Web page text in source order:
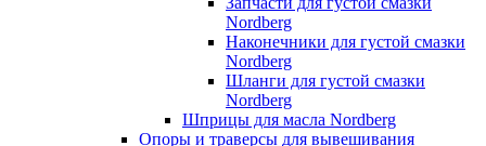
Nordberg
Наконечники для густой смазки
Nordberg
Шланги для густой смазки
Nordberg
Шприцы для масла Nordberg
Опоры и траверсы для вывешивания